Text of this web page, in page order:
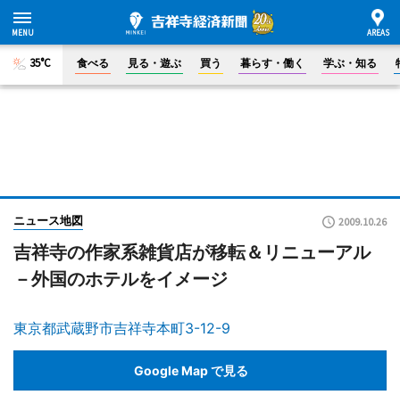
35°C 食べる 見る・遊ぶ 買う 暮らす・働く 学ぶ・知る
ニュース地図 2009.10.26
吉祥寺の作家系雑貨店が移転＆リニューアル
－外国のホテルをイメージ
東京都武蔵野市吉祥寺本町3-12-9
Google Map で見る